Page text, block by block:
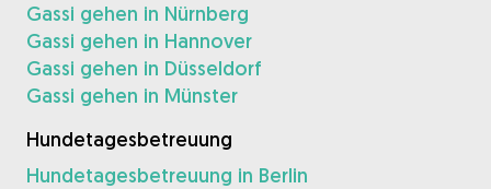
Gassi gehen in Nürnberg
Gassi gehen in Hannover
Gassi gehen in Düsseldorf
Gassi gehen in Münster
Hundetagesbetreuung
Hundetagesbetreuung in Berlin